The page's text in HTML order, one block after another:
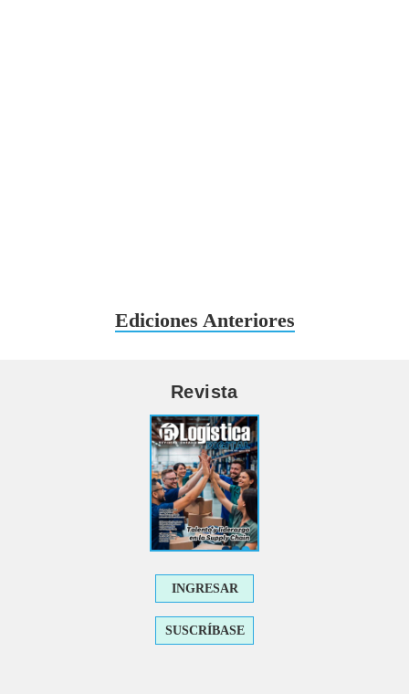
Ediciones Anteriores
Revista
INGRESAR
SUSCRÍBASE